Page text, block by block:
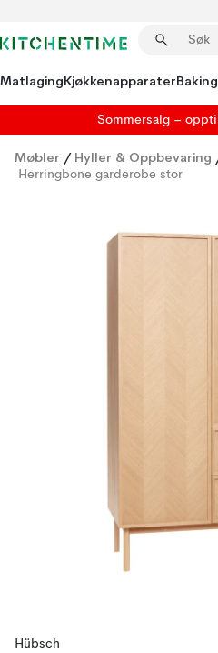
MatlagingKjøkkenapparaterBaking
Sommersalg –
Møbler / Hyller & Oppbevaring
Herringbone garderobe stor
Hübsch